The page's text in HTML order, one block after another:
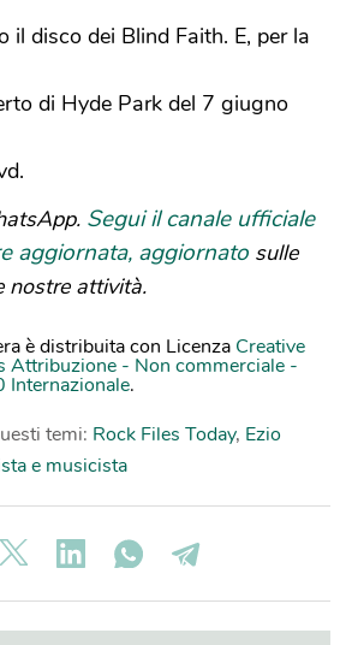
il disco dei Blind Faith. E, per la
di Hyde Park del 7 giugno
Segui il canale ufficiale
aggiornata, aggiornato sulle
nostre attività.
è distribuita con Licenza Creative
Attribuzione - Non commerciale -
Internazionale.
temi: Rock Files Today, Ezio
e musicista